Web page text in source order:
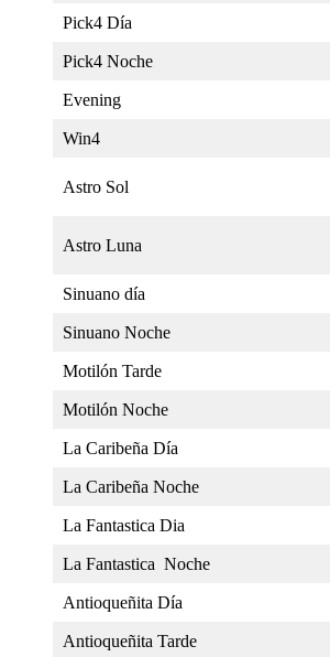
Pick4 Día
Pick4 Noche
Evening
Win4
Astro Sol
Astro Luna
Sinuano día
Sinuano Noche
Motilón Tarde
Motilón Noche
La Caribeña Día
La Caribeña Noche
La Fantastica Dia
La Fantastica Noche
Antioqueñita Día
Antioqueñita Tarde